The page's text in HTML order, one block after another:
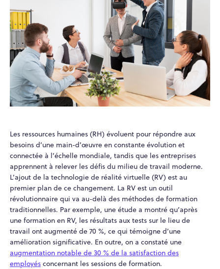
Les ressources humaines (RH) évoluent pour répondre aux
besoins d’une main-d’œuvre en constante évolution et
connectée à l’échelle mondiale, tandis que les entreprises
apprennent à relever les défis du milieu de travail moderne.
L’ajout de la technologie de réalité virtuelle (RV) est au
premier plan de ce changement. La RV est un outil
révolutionnaire qui va au-delà des méthodes de formation
traditionnelles. Par exemple, une étude a montré qu’après
une formation en RV, les résultats aux tests sur le lieu de
travail ont augmenté de 70 %, ce qui témoigne d’une
amélioration significative. En outre, on a constaté une
augmentation notable de 30 % de la satisfaction des
employés concernant les sessions de formation.